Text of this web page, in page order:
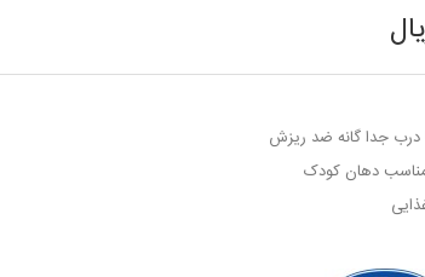
درب جدا گانه ضد ریزش
مناسب دهان کودک